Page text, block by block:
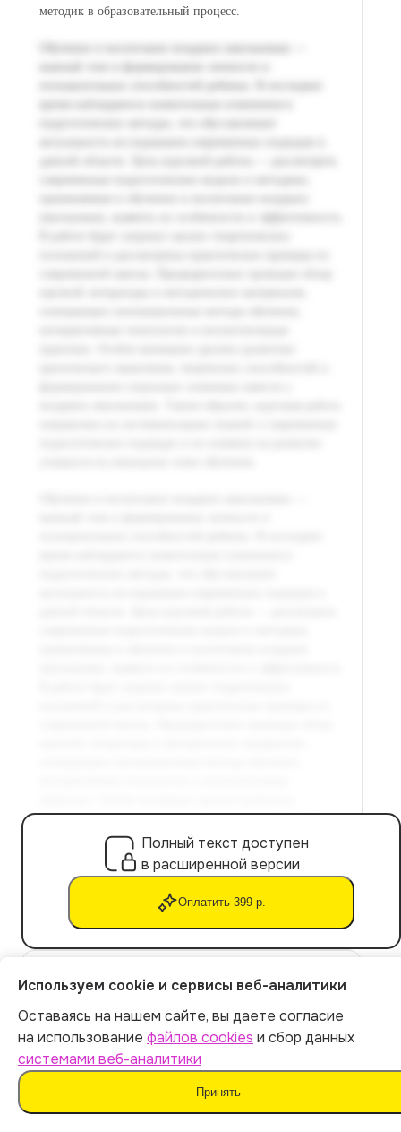
методик в образовательный процесс.
Полный текст доступен
в расширенной версии
Оплатить 399 р.
3.2 Использование технологий и
инноваций в образовании младших
школьников
Влияние технологий и инноваций на обучение и
Итог:399р.
Оплатить
Используем cookie и сервисы веб-аналитики
Оставаясь на нашем сайте, вы даете согласие
на использование файлов cookies и сбор данных
системами веб-аналитики
Принять